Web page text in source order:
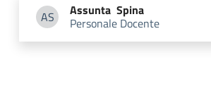
ASAssunta Spina
Assunta Spina
Personale Docente